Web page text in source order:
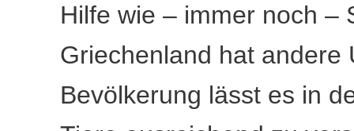
Hilfe wie – immer noch –
Griechenland hat andere
Bevölkerung lässt es in